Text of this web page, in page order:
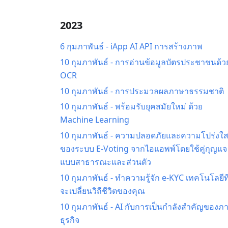
2023
6 กุมภาพันธ์ - iApp AI API การสร้างภาพ
10 กุมภาพันธ์ - การอ่านข้อมูลบัตรประชาชนด้ว
OCR
10 กุมภาพันธ์ - การประมวลผลภาษาธรรมชาติ
10 กุมภาพันธ์ -พร้อมรับยุคสมัยใหม่ ด้วย
Machine Learning
10 กุมภาพันธ์ - ความปลอดภัยและความโปร่งใส
ของระบบ E-Voting จากไอแอพพ์โดยใช้คู่กุญแจ
แบบสาธารณะและส่วนตัว
10 กุมภาพันธ์ -ทำความรู้จัก e-KYC เทคโนโลยี
จะเปลี่ยนวิถีชีวิตของคุณ
10 กุมภาพันธ์ -AI กับการเป็นกำลังสำคัญของภ
ธุรกิจ